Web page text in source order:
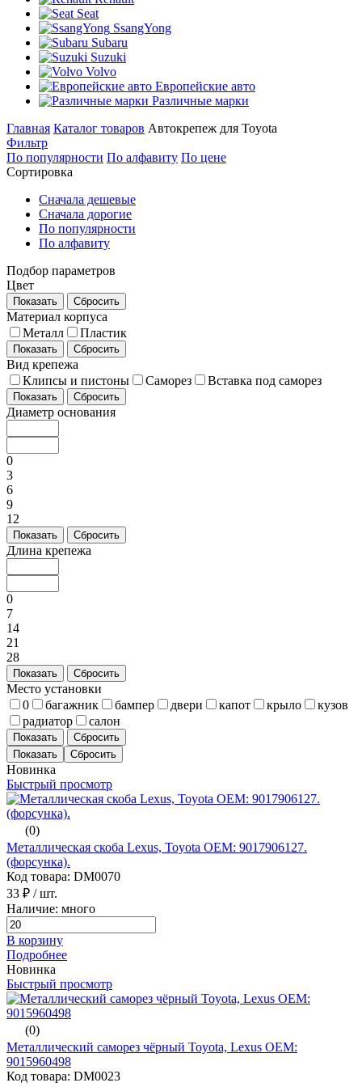
Seat
SsangYong
Subaru
Suzuki
Volvo
Европейские авто
Различные марки
Главная Каталог товаров Автокрепеж для Toyota
Фильтр
По популярности По алфавиту По цене
Сортировка
Сначала дешевые
Сначала дорогие
По популярности
По алфавиту
Подбор параметров
Цвет
Показать Сбросить
Материал корпуса
Металл
Пластик
Показать Сбросить
Вид крепежа
Клипсы и пистоны
Саморез Вставка под саморез
Показать Сбросить
Диаметр основания
0
3
6
9
12
Показать Сбросить
Длина крепежа
0
7
14
21
28
Показать Сбросить
Место установки
0
багажник бампер двери капот крыло
кузов
радиатор
салон
Показать Сбросить
Новинка
Быстрый просмотр
(0)
Металлическая скоба Lexus, Toyota ОЕМ: 9017906127.
(форсунка).
Код товара: DM0070
33 ₽ / шт.
Наличие: много
В корзину
Подробнее
Новинка
Быстрый просмотр
(0)
Металлический саморез чёрный Toyota, Lexus ОЕМ:
9015960498
Код товара: DM0023